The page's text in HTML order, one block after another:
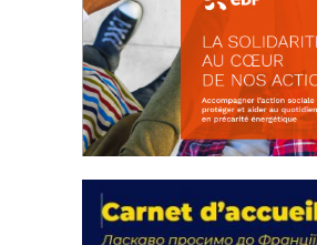
actions
18 septembre 2023